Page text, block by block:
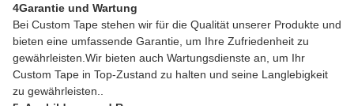
4Garantie und Wartung
Bei Custom Tape stehen wir für die Qualität unserer Produkte und
bieten eine umfassende Garantie, um Ihre Zufriedenheit zu
gewährleisten.Wir bieten auch Wartungsdienste an, um Ihr
Custom Tape in Top-Zustand zu halten und seine Langlebigkeit
zu gewährleisten..